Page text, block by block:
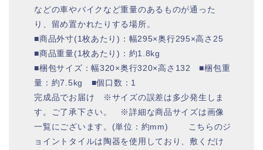
などの車やバイクなど重量のあるものが通った
り、留め置かれたりする場所。
■商品外寸(1枚あたり)：幅295×奥行295×高さ25
■商品重量(1枚あたり)：約1.8kg
■梱包サイズ：幅320×奥行320×高さ132 ■梱包重
量：約7.5kg ■個口数：1
完成品でお届け ※サイズの誤差は多少発生しま
す。ご了承下さい。 ※詳細な商品サイズは画像
一覧にございます。(単位：約mm) こちらのジ
ョイントタイルは陶器を使用しており、敷くだけ